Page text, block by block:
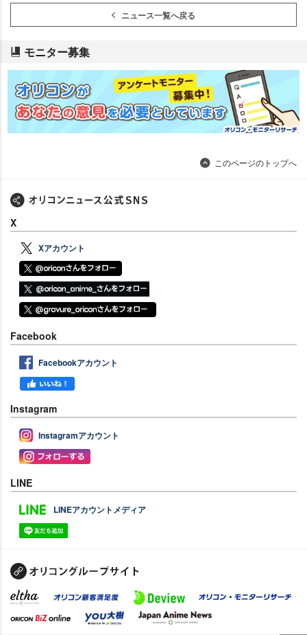
ニュース一覧へ戻る
モニター募集
このページのトップへ
X
Xアカウント
Facebook
Facebookアカウント
Instagram
Instagramアカウント
LINE
LINEアカウントメディア